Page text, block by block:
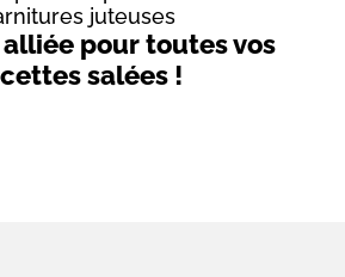
juteuses
alliée pour toutes vos
salées !